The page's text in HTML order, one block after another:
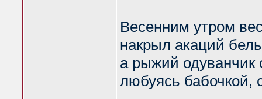
Весенним утром
накрыл акаций
а рыжий одуванчик
любуясь бабочкой,